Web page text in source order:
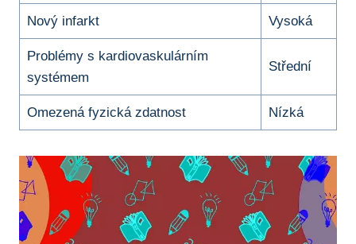
Nový infarkt Vysoká
Problémy s kardiovaskulárním
systémem
Střední
Omezená fyzická zdatnost Nízká